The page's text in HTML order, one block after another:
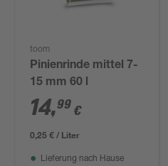
toom
Pinienrinde mittel 7-
15 mm 60 l
14,99 €
0,25 € / Liter
Lieferung nach Hause